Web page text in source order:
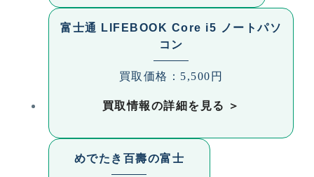
富士通 LIFEBOOK Core i5 ノートパソ
コン
買取価格：5,500円
買取情報の詳細を見る
めでたき百壽の富士